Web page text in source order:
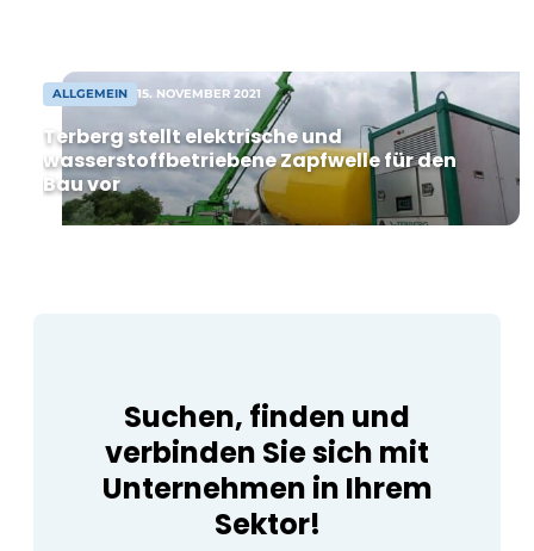
bald beginnen [...]
ALLGEMEIN 15. NOVEMBER 2021
Terberg stellt elektrische und
wasserstoffbetriebene Zapfwelle für den
Bau vor
Suchen, finden und
verbinden Sie sich mit
Unternehmen in Ihrem
Sektor!